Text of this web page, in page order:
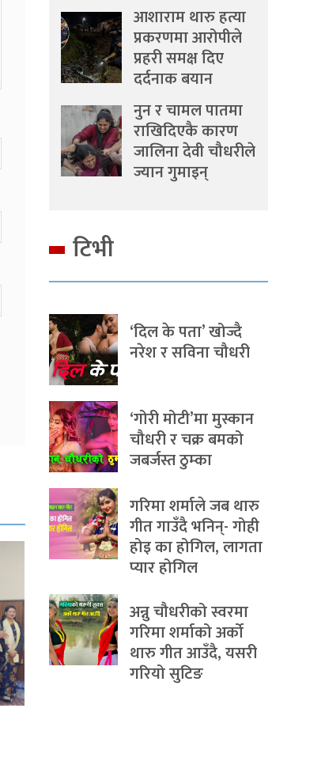
आशाराम थारु हत्या
प्रकरणमा आरोपीले
प्रहरी समक्ष दिए
दर्दनाक बयान
नुन र चामल पातमा
राखिदिएकै कारण
जालिना देवी चौधरीले
ज्यान गुमाइन्
टिभी
‘दिल के पता’ खोज्दै
नरेश र सविना चौधरी
‘गोरी मोटी’मा मुस्कान
चौधरी र चक्र बमको
जबर्जस्त ठुम्का
गरिमा शर्माले जब थारु
गीत गाउँदै भनिन्- गोही
होइ का होगिल, लागता
प्यार होगिल
अन्नु चौधरीको स्वरमा
गरिमा शर्माको अर्को
थारु गीत आउँदै, यसरी
गरियो सुटिङ